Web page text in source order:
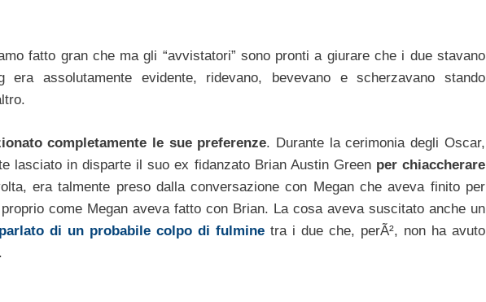
fatto gran che ma gli “avvistatori” sono pronti a giurare che i due stavano
era assolutamente evidente, ridevano, bevevano e scherzavano stando
completamente le sue preferenze. Durante la cerimonia degli Oscar,
lasciato in disparte il suo ex fidanzato Brian Austin Green per chiaccherare
era talmente preso dalla conversazione con Megan che aveva finito per
come Megan aveva fatto con Brian. La cosa aveva suscitato anche un
di un probabile colpo di fulminetra i due che, perÃ², non ha avuto